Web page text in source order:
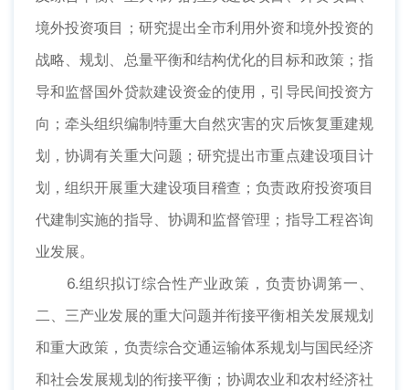
境外投资项目；研究提出全市利用外资和境外投资的
战略、规划、总量平衡和结构优化的目标和政策；指
导和监督国外贷款建设资金的使用，引导民间投资方
向；牵头组织编制特重大自然灾害的灾后恢复重建规
划，协调有关重大问题；研究提出市重点建设项目计
划，组织开展重大建设项目稽查；负责政府投资项目
代建制实施的指导、协调和监督管理；指导工程咨询
业发展。
6.组织拟订综合性产业政策，负责协调第一、
二、三产业发展的重大问题并衔接平衡相关发展规划
和重大政策，负责综合交通运输体系规划与国民经济
和社会发展规划的衔接平衡；协调农业和农村经济社